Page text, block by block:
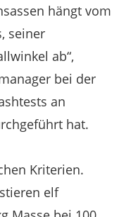
hängt vom
seiner
ab“,
bei der
an
hat.
Kriterien.
elf